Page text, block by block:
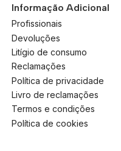
Informação Adicional
Profissionais
Devoluções
Litígio de consumo
Reclamações
Política de privacidade
Livro de reclamações
Termos e condições
Política de cookies